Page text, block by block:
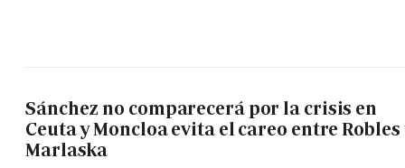
Sánchez no comparecerá por la crisis en
Ceuta y Moncloa evita el careo entre Robles
Marlaska